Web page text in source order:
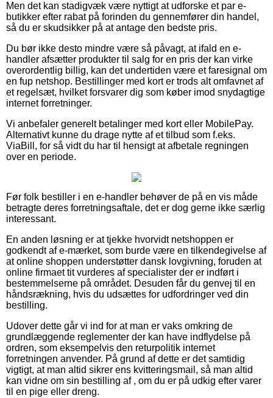
Men det kan stadigvæk være nyttigt at udforske et par e-
butikker efter rabat på forinden du gennemfører din handel,
så du er skudsikker på at antage den bedste pris.
Du bør ikke desto mindre være så påvagt, at ifald en e-
handler afsætter produkter til salg for en pris der kan virke
overordentlig billig, kan det undertiden være et faresignal om
en fup netshop. Bestillinger med kort er trods alt omfavnet af
et regelsæt, hvilket forsvarer dig som køber imod snydagtige
internet forretninger.
Vi anbefaler generelt betalinger med kort eller MobilePay.
Alternativt kunne du drage nytte af et tilbud som f.eks.
ViaBill, for så vidt du har til hensigt at afbetale regningen
over en periode.
Før folk bestiller i en e-handler behøver de på en vis måde
betragte deres forretningsaftale, det er dog gerne ikke særlig
interessant.
En anden løsning er at tjekke hvorvidt netshoppen er
godkendt af e-mærket, som burde være en tilkendegivelse af
at online shoppen understøtter dansk lovgivning, foruden at
online firmaet tit vurderes af specialister der er indført i
bestemmelserne på området. Desuden får du genvej til en
håndsrækning, hvis du udsættes for udfordringer ved din
bestilling.
Udover dette går vi ind for at man er vaks omkring de
grundlæggende reglementer der kan have indflydelse på
ordren, som eksempelvis den returpolitik internet
forretningen anvender. På grund af dette er det samtidig
vigtigt, at man altid sikrer ens kvitteringsmail, så man altid
kan vidne om sin bestilling af , om du er på udkig efter varer
til en pige eller dreng.